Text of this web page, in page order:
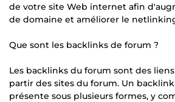
de votre site Web internet afin
de domaine et améliorer le
Que sont les backlinks de forum ?
Les backlinks du forum sont des
partir des sites du forum. Un
présente sous plusieurs formes, y